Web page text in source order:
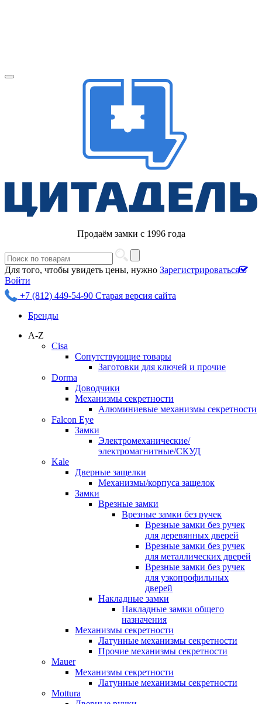
Продаём замки с 1996 года
Для того, чтобы увидеть цены, нужно Зарегистрироваться
Войти
+7 (812) 449-54-90 Старая версия сайта
Бренды
A-Z
Cisa
Сопутствующие товары
Заготовки для ключей и прочие
Dorma
Доводчики
Механизмы секретности
Алюминиевые механизмы секретности
Falcon Eye
Замки
Электромеханические/
электромагнитные/СКУД
Kale
Дверные защелки
Механизмы/корпуса защелок
Замки
Врезные замки
Врезные замки без ручек
Врезные замки без ручек
для деревянных дверей
Врезные замки без ручек
для металлических дверей
Врезные замки без ручек
для узкопрофильных
дверей
Накладные замки
Накладные замки общего
назначения
Механизмы секретности
Латунные механизмы секретности
Прочие механизмы секретности
Mauer
Механизмы секретности
Латунные механизмы секретности
Mottura